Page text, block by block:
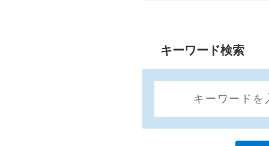
キーワード検索